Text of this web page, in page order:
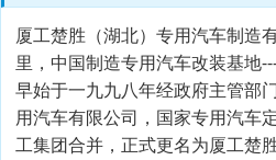
厦工楚胜（湖北）专用汽车制造
里，中国制造专用汽车改装基地
早始于一九九八年经政府主管部
用汽车有限公司，国家专用汽车
工集团合并，正式更名为厦工楚